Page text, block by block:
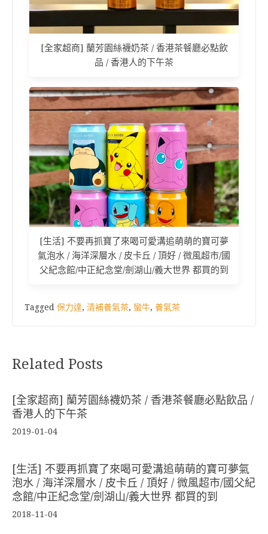
[全家超商] 蘭芳園絲襪奶茶 / 香港茶餐廳必點飲
品 / 香港人的下午茶
[生活] 不要再抓寶了來喝可愛溝追萌萌的寶可夢
氣泡水 / 海洋深層水 / 皮卡丘 / 頂好 / 微風超市/國
父紀念館/中正紀念堂/劍湖山/義大世界 都買的到
Tagged 保力達, 清補養氣茶, 蠻牛, 養氣茶
Related Posts
[全家超商] 蘭芳園絲襪奶茶 / 香港茶餐廳必點飲品 /
香港人的下午茶
2019-01-04
[生活] 不要再抓寶了來喝可愛溝追萌萌的寶可夢氣
泡水 / 海洋深層水 / 皮卡丘 / 頂好 / 微風超市/國父紀
念館/中正紀念堂/劍湖山/義大世界 都買的到
2018-11-04